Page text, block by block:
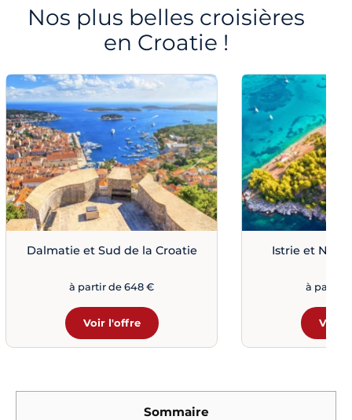
Nos plus belles croisières
en Croatie !
Dalmatie et Sud de la Croatie
à partir de 648 €
Voir l'offre
Istrie et Nord
à partir
Voir
Sommaire